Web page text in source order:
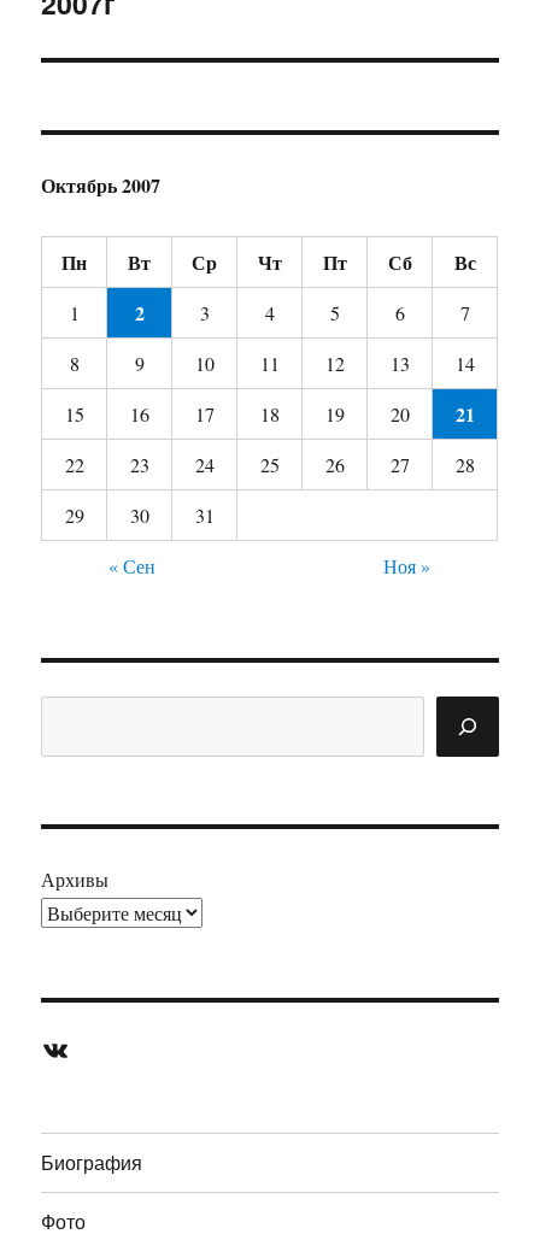
Октябрь 2007
Пн Вт Ср Чт Пт Сб Вс
1 2 3 4 5 6
7
8
9 10 11 12 13
14
15
16 17 18 19 20 21
22 23 24 25 26 27
28
29
30
31
« Сен
Ноя »
Архивы
ВКонтакте
Биография
Фото